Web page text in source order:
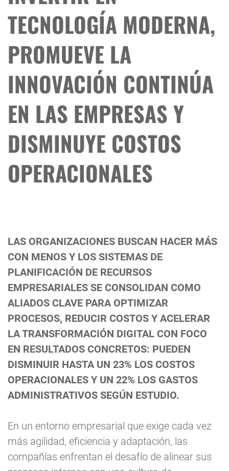
TECNOLOGÍA MODERNA,
PROMUEVE LA
INNOVACIÓN CONTINÚA
EN LAS EMPRESAS Y
DISMINUYE COSTOS
OPERACIONALES
LAS ORGANIZACIONES BUSCAN HACER MÁS
CON MENOS Y LOS SISTEMAS DE
PLANIFICACIÓN DE RECURSOS
EMPRESARIALES SE CONSOLIDAN COMO
ALIADOS CLAVE PARA OPTIMIZAR
PROCESOS, REDUCIR COSTOS Y ACELERAR
LA TRANSFORMACIÓN DIGITAL CON FOCO
EN RESULTADOS CONCRETOS: PUEDEN
DISMINUIR HASTA UN 23% LOS COSTOS
OPERACIONALES Y UN 22% LOS GASTOS
ADMINISTRATIVOS SEGÚN ESTUDIO.
En un entorno empresarial que exige cada vez
más agilidad, eficiencia y adaptación, las
compañías enfrentan el desafío de alinear sus